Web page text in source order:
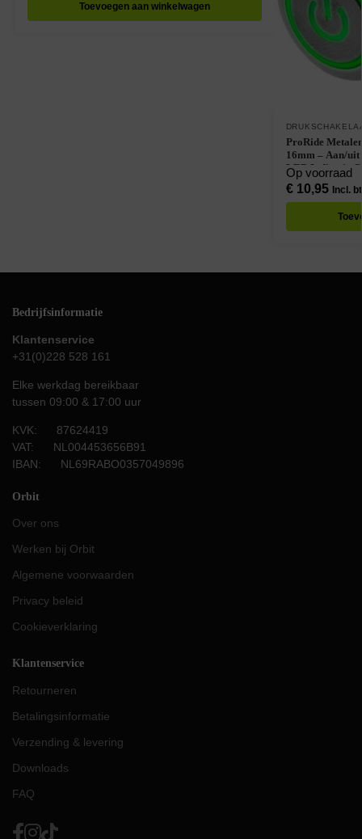
Toevoegen aan winkelwagen
ProRide
16mm – Aan/
LED Indicatie
Op voorraad
€10,95 Incl.
Bedrijfsinformatie
Klantenservice
+31(0)228 528 161
Elke werkdag bereikbaar
tussen 09:00 & 17:00 uur
KVK: 87624419
VAT: NL004453656B91
IBAN: NL69RABO0357049896
Orbit
Over ons
Werken bij Orbit
Algemene voorwaarden
Privacy beleid
Cookieverklaring
Klantenservice
Retourneren
Betalingsinformatie
Verzending & levering
Downloads
FAQ